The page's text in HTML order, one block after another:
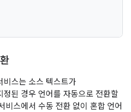
비스는 소스 텍스트가
정된 경우 언어를 자동으로 전환할
비스에서 수동 전환 없이 혼합 언어